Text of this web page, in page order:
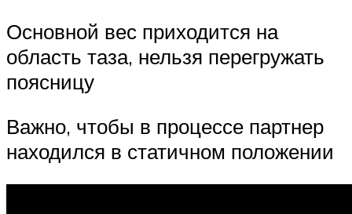
Основной вес приходится на
область таза, нельзя перегружать
поясницу
Важно, чтобы в процессе партнер
находился в статичном положении